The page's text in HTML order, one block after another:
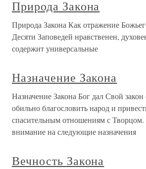
Природа Закона
Природа Закона Как отражение
Десяти Заповедей нравственен,
содержит универсальные
Назначение Закона
Назначение Закона Бог дал Свой
обильно благословить народ и
спасительным отношениям с Творцом.
внимание на следующие назначения
Вечность Закона